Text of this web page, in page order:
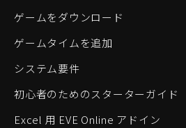
ゲームをダウンロード
ゲームタイムを追加
システム要件
初心者のためのスターターガイド
Excel 用 EVE Online アドイン